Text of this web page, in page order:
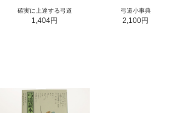
確実に上達する弓道
1,404円
弓道小事典
2,100円